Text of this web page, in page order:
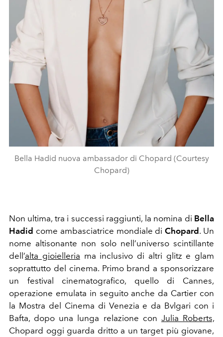
Bella Hadid nuova ambassador di Chopard (Courtesy
Chopard)
Non ultima, tra i successi raggiunti, la nomina di Bella
Hadid come ambasciatrice mondiale diChopard. Un
nome altisonante non solo nell’universo scintillante
dell’alta gioielleria ma inclusivo di altri glitz e glam
soprattutto del cinema. Primo brand a sponsorizzare
un festival cinematografico, quello di Cannes,
operazione emulata in seguito anche da Cartier con
la Mostra del Cinema di Venezia e da Bvlgari con i
Bafta, dopo una lunga relazione con Julia Roberts,
Chopard oggi guarda dritto a un target più giovane,